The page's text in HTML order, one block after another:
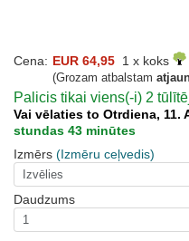
Cena: EUR 64,95 1 x koks
(Grozam atbalstam
Palicis tikai viens(-i) 2
Vai vēlaties to Otrdiena, 11.
stundas 43 minūtes
Izmērs (Izmēru ceļvedis)
Daudzums